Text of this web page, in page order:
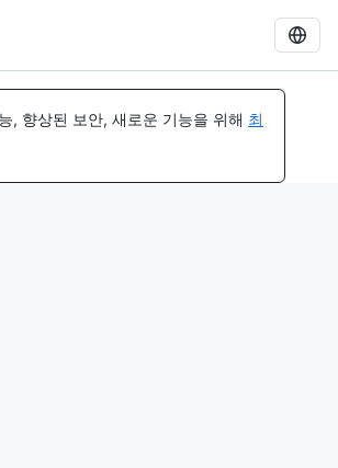
, 향상된 보안, 새로운 기능을 위해 최